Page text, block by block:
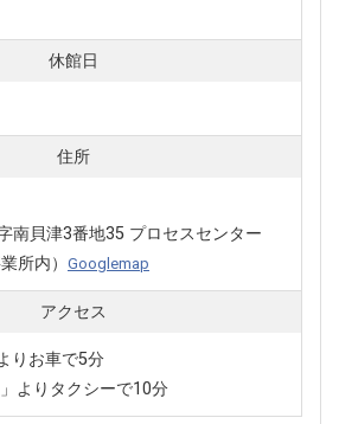
休館日
住所
南貝津3番地35 プロセスセンター
所内） Googlemap
アクセス
りお車で5分
よりタクシーで10分